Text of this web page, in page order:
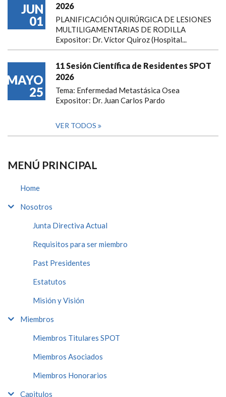
JUN
01
2026
PLANIFICACIÓN QUIRÚRGICA DE LESIONES
MULTILIGAMENTARIAS DE RODILLA
Expositor: Dr. Víctor Quiroz (Hospital...
MAYO
25
11 Sesión Científica de Residentes SPOT
2026
Tema: Enfermedad Metastásica Osea
Expositor: Dr. Juan Carlos Pardo
VER TODOS
MENÚ PRINCIPAL
Home
Nosotros
Junta Directiva Actual
Requisitos para ser miembro
Past Presidentes
Estatutos
Misión y Visión
Miembros
Miembros Titulares SPOT
Miembros Asociados
Miembros Honorarios
Capitulos